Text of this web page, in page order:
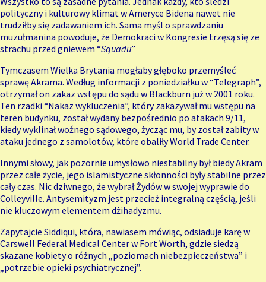
polityczny i kulturowy klimat w Ameryce Bidena nawet nie
trudziłby się zadawaniem ich. Sama myśl o sprawdzaniu
muzułmanina powoduje, że Demokraci w Kongresie trzęsą się ze
strachu przed gniewem “Squadu”
Tymczasem Wielka Brytania mogłaby głęboko przemyśleć
sprawę Akrama. Według informacji z poniedziałku w “Telegraph”,
otrzymał on zakaz wstępu do sądu w Blackburn już w 2001 roku.
Ten rzadki “Nakaz wykluczenia”, który zakazywał mu wstępu na
teren budynku, został wydany bezpośrednio po atakach 9/11,
kiedy wyklinał woźnego sądowego, życząc mu, by został zabity w
ataku jednego z samolotów, które obaliły World Trade Center.
Innymi słowy, jak pozornie umysłowo niestabilny był biedy Akram
przez całe życie, jego islamistyczne skłonności były stabilne przez
cały czas. Nic dziwnego, że wybrał Żydów w swojej wyprawie do
Colleyville. Antysemityzm jest przecież integralną częścią, jeśli
nie kluczowym elementem dżihadyzmu.
Zapytajcie Siddiqui, która, nawiasem mówiąc, odsiaduje karę w
Carswell Federal Medical Center w Fort Worth, gdzie siedzą
skazane kobiety o różnych „poziomach niebezpieczeństwa” i
„potrzebie opieki psychiatrycznej”.